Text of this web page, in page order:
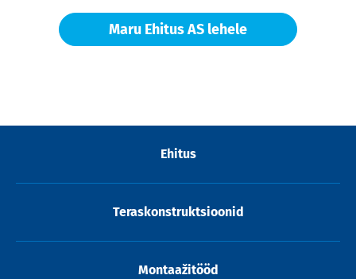
Maru Ehitus AS lehele
Ehitus
Teraskonstruktsioonid
Montaažitööd